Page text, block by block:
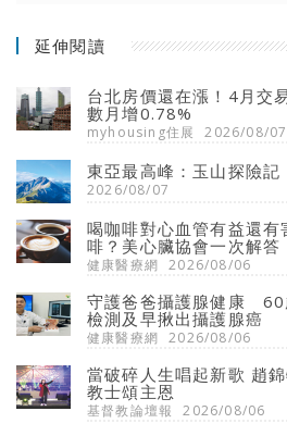
延伸閱讀
台北房價還在漲！4月交
數月增0.78%
myhousing住展 2026/08/07
東亞最高峰：玉山探險記
2026/08/07
喝咖啡對心血管有益還
啡？美心臟協會一次解答
健康醫療網 2026/08/06
守護爸爸攝護腺健康
檢測及早揪出攝護腺癌
健康醫療網 2026/08/06
當破碎人生唱起新歌 趙
教士頌主恩
基督教論壇報 2026/08/06